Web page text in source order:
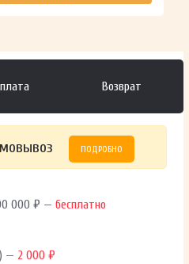
Возврат
ПОДРОБНО
000 ₽ —бесплатно
— 2 000 ₽